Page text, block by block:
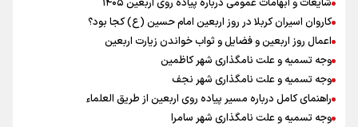
از گوشت ۴ هزار تومانی تا بازار میلیونی/ چرا با افت ۳۰ درصدی قیمت دام،
گوشت ارزان نمی‌شود
شایعات و ابهامات عمومی درباره پیاده روی اربعین ۱۴۰۵
کاروان اسیران کربلا در روز اربعین امام حسین (ع) کجا بود؟
اعمال روز اربعین و فضایل و ثواب خواندن زیارت اربعین
وجه تسمیه و علت نامگذاری شهر کاظمین
وجه تسمیه و علت نامگذاری شهر نجف
راهنمای کامل درباره مسیر پیاده روی اربعین از طریق العلماء
وجه تسمیه و علت نامگذاری شهر سامرا